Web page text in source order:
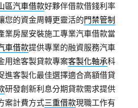
區汽車借款好夥伴借款借錢利率
您的資金周轉更靈活的門禁管制
業房屋安裝施工專業汽車借款當
車借款提供專業的融資服務汽車
用途客製貸款專案客製化軸承科
進客製化最佳選擇適合高額借貸
研發創新利息分期貸款需求提供
案計費方式三重借款現職工作有